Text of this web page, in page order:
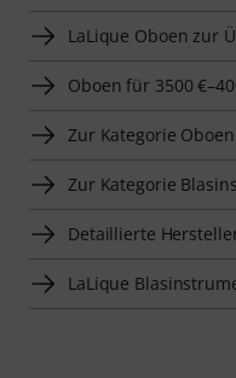
LaLique Oboen zur
Oboen für 3500
Zur Kategorie Oboen
Zur Kategorie
Detaillierte
LaLique